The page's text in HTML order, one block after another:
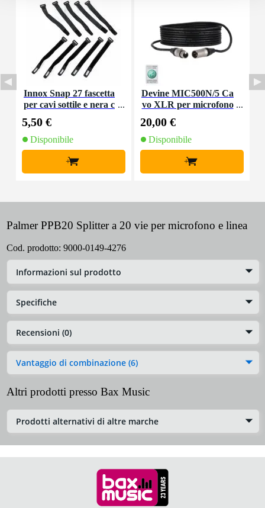
Innox Snap 27 fascetta
per cavi sottile e nera c
(10 pezzi)
5,50 €
Disponibile
+
Devine MIC500N/5 Ca
vo XLR per microfono
Neutrik 5 metri
20,00 €
Disponibile
+
Palmer PPB20 Splitter a 20 vie per microfono e linea
Cod. prodotto: 9000-0149-4276
Informazioni sul prodotto
Specifiche
Recensioni (0)
Vantaggio di combinazione (6)
Altri prodotti presso Bax Music
Prodotti alternativi di altre marche